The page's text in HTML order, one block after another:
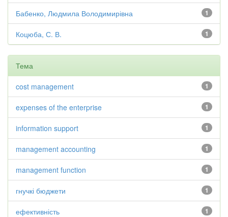
1
Бабенко, Людмила Володимирівна
1
Коцюба, С. В.
Тема
1
cost management
1
expenses of the enterprise
1
information support
1
management accounting
1
management function
1
гнучкі бюджети
1
ефективність